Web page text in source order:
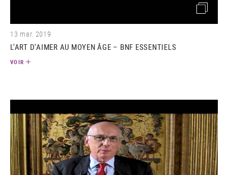
(image)
13 mar. 2019
L'ART D'AIMER AU MOYEN ÂGE – BNF ESSENTIELS
VOIR